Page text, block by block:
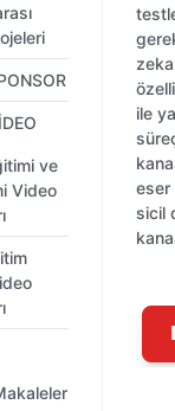
ile
eser
sicil
ve
Video